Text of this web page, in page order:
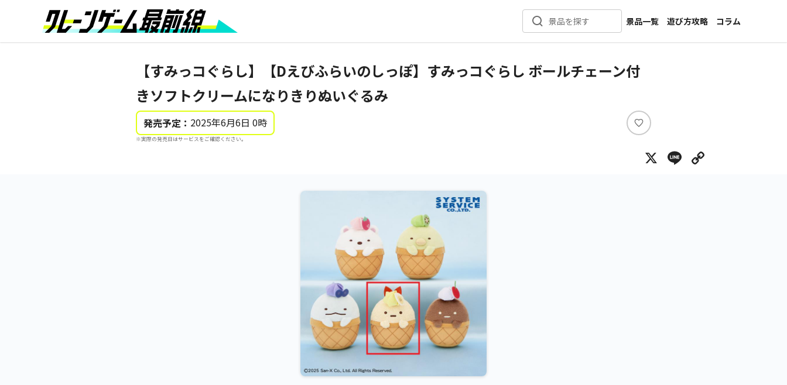
景品を探す
景品一覧
新着景品
カテゴリ一覧
遊び方攻略
コラム
インタビュー
【すみっコぐらし】【Dえびふらいのしっぽ】すみっコぐらし ボールチェーン付
きソフトクリームになりきりぬいぐるみ
発売予定： 2025年6月6日 0時
※実際の発売日はサービスをご確認ください。
い
ね
X Line